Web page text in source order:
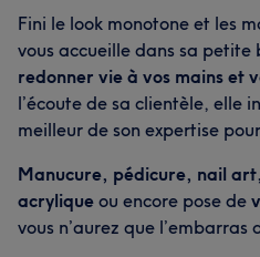
Fini le look monotone et les
vous accueille dans sa petite
redonner vie à vos mains et
l’écoute de sa clientèle, elle
meilleur de son expertise
Manucure, pédicure, nail art,
acrylique ou encore pose de
vous n’aurez que l’embarras